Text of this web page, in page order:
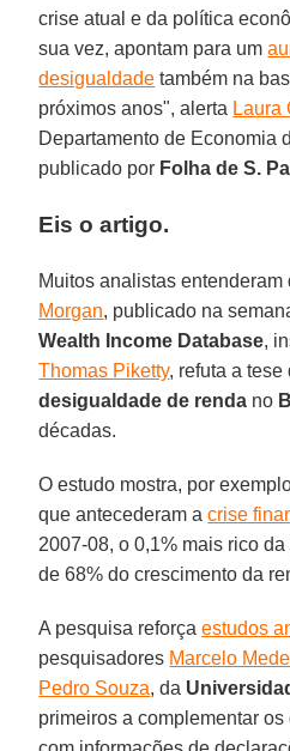
crise atual e da política
sua vez, apontam para um
desigualdade também na
próximos anos", alerta Laura
Departamento de Economia
publicado por Folha de S.
Eis o artigo.
Muitos analistas
Morgan, publicado na
Wealth Income Database,
Thomas Piketty, refuta a
desigualdade de renda no
décadas.
O estudo mostra, por
que antecederam acrise
2007-08, o 0,1% mais rico
de 68% do crescimento da
A pesquisa reforçaestudos
pesquisadores Marcelo
Pedro Souza, da
primeiros a complementar os